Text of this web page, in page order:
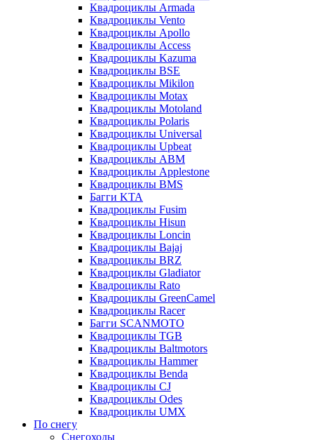
Квадроциклы Armada
Квадроциклы Vento
Квадроциклы Apollo
Квадроциклы Access
Квадроциклы Kazuma
Квадроциклы BSE
Квадроциклы Mikilon
Квадроциклы Motax
Квадроциклы Motoland
Квадроциклы Polaris
Квадроциклы Universal
Квадроциклы Upbeat
Квадроциклы ABM
Квадроциклы Applestone
Квадроциклы BMS
Багги KTA
Квадроциклы Fusim
Квадроциклы Hisun
Квадроциклы Loncin
Квадроциклы Bajaj
Квадроциклы BRZ
Квадроциклы Gladiator
Квадроциклы Rato
Квадроциклы GreenCamel
Квадроциклы Racer
Багги SCANMOTO
Квадроциклы TGB
Квадроциклы Baltmotors
Квадроциклы Hammer
Квадроциклы Benda
Квадроциклы CJ
Квадроциклы Odes
Квадроциклы UMX
По снегу
Снегоходы